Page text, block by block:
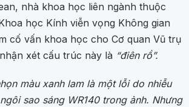
nhà khoa học liên ngành thuộc
học Kính viễn vọng Không gian
cố vấn khoa học cho Cơ quan Vũ trụ
xét cấu trúc này là “điên rồ”.
màu xanh lam là một lỗi do nhiễu
sao sáng WR140 trong ảnh. Nhưng